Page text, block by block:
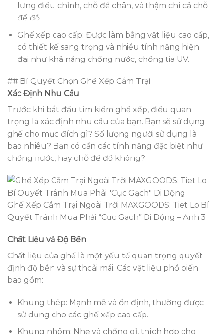
lưng điều chỉnh, chỗ để chân, và thậm chí cả chỗ
để đồ.
Ghế xếp cao cấp: Được làm bằng vật liệu cao cấp,
có thiết kế sang trọng và nhiều tính năng hiện
đại như khả năng chống nước, chống tia UV.
## Bí Quyết Chọn Ghế Xếp Cắm Trại
Xác Định Nhu Cầu
Trước khi bắt đầu tìm kiếm ghế xếp, điều quan
trọng là xác định nhu cầu của bạn. Bạn sẽ sử dụng
ghế cho mục đích gì? Số lượng người sử dụng là
bao nhiêu? Bạn có cần các tính năng đặc biệt như
chống nước, hay chỗ để đồ không?
Ghế Xếp Cắm Trại Ngoài Trời MAXGOODS: Tiet Lo Bí
Quyết Tránh Mua Phải “Cục Gạch” Di Dộng – Ảnh 3
Chất Liệu và Độ Bền
Chất liệu của ghế là một yếu tố quan trọng quyết
định độ bền và sự thoải mái. Các vật liệu phổ biến
bao gồm:
Khung thép: Mạnh mẽ và ổn định, thường được
sử dụng cho các ghế xếp cao cấp.
Khung nhôm: Nhẹ và chống gỉ, thích hợp cho